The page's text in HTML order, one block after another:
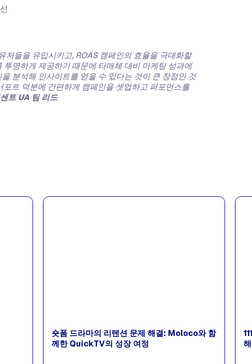
저들을 유입시키고, ROAS 캠페인의 효율을 극대화할
명하게 제공하기 때문에 타매체 대비 마케팅 성과에
분석해 인사이트를 얻을 수 있다는 것이 큰 장점인 것
트 덕분에 간편하게 캠페인을 셋업하고 퍼포먼스를
트 UA 팀 리드
숏폼 드라마의 리텐션 문제 해결: Moloco와 함
께한 QuickTV의 성장 여정